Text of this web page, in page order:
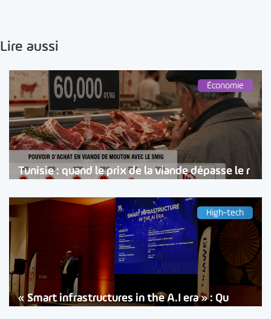
Lire aussi
Économie
Tunisie : quand le prix de la viande dépasse le r
High-tech
« Smart infrastructures in the A.I era » : Qu